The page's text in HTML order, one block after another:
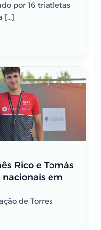
por 16 triatletas
[…]
Rico e Tomás
nacionais em
de Torres